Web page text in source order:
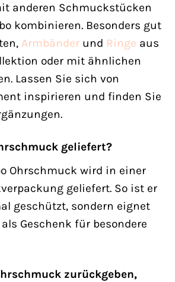
anderen Schmuckstücken
kombinieren. Besonders gut
Armbänder und Ringe aus
oder mit ähnlichen
Lassen Sie sich von
inspirieren und finden Sie
geliefert?
Ohrschmuck wird in einer
geliefert. So ist er
geschützt, sondern eignet
Geschenk für besondere
zurückgeben,